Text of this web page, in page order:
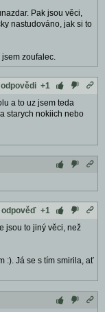
Pak jsou věci,
nastudováno, jak si to
zoufalec.
+1
a to uz jsem teda
starych nokiich nebo
odpověď +1
jsou to jiný věci, než
:). Já se s tím smirila, ať